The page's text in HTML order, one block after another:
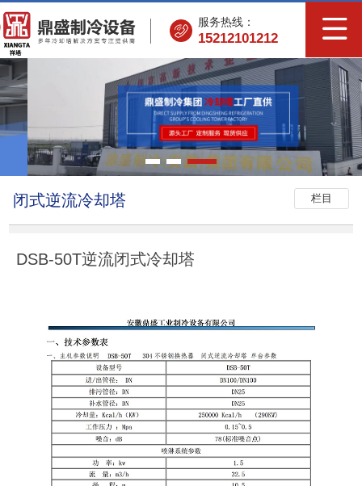
服务热线：
15212101212
栏目
闭式逆流冷却塔
DSB-50T逆流闭式冷却塔